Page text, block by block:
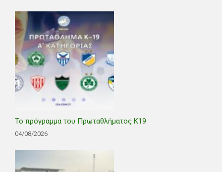
Το πρόγραμμα του Πρωταθλήματος Κ19
04/08/2026